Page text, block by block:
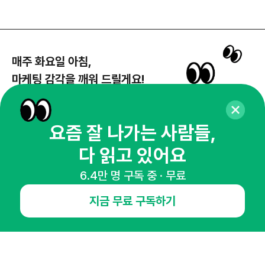
매주 화요일 아침,
마케팅 감각을 깨워 드릴게요!
뉴스레터 구독하기
오픈애즈란
요즘 잘 나가는 사람들,
다 읽고 있어요
6.4만 명 구독 중 · 무료
지금 무료 구독하기